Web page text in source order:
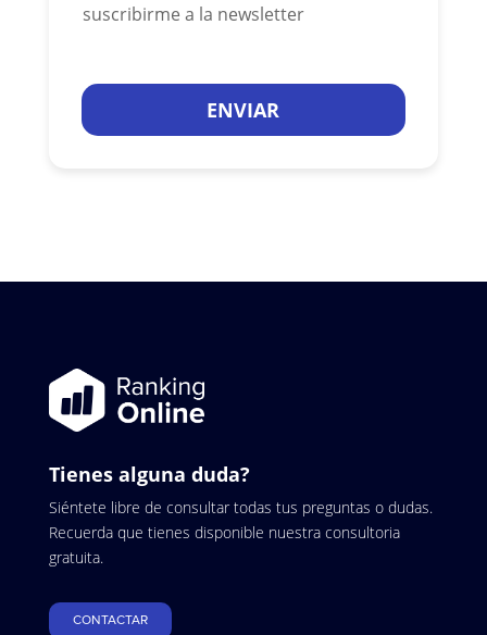
suscribirme a la newsletter
ENVIAR
Tienes alguna duda?
Siéntete libre de consultar todas tus preguntas o dudas.
Recuerda que tienes disponible nuestra consultoria
gratuita.
CONTACTAR